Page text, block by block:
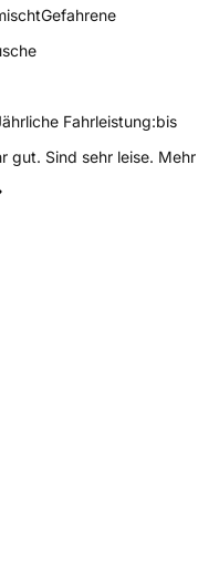
Gefahrene
Fahrleistung:bis
gut. Sind sehr leise. Mehr